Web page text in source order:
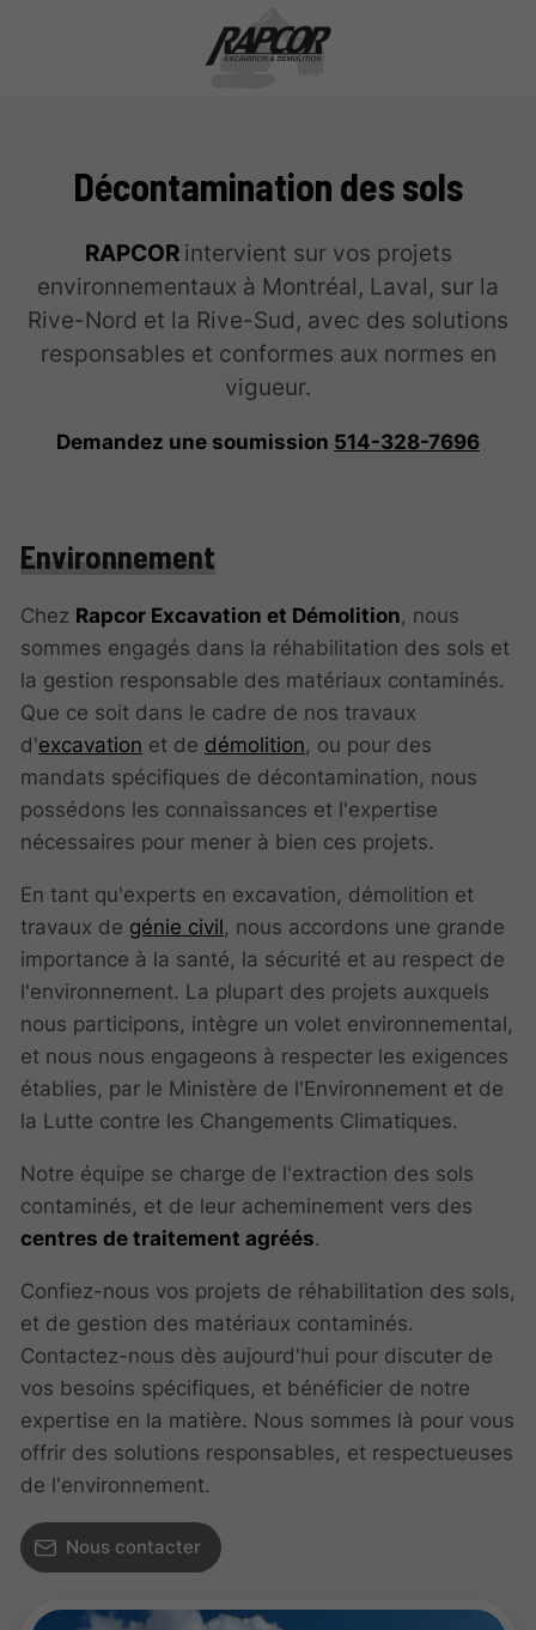
Décontamination des sols
RAPCOR intervient sur vos projets
environnementaux à Montréal, Laval, sur la
Rive-Nord et la Rive-Sud, avec des solutions
responsables et conformes aux normes en
vigueur.
Demandez une soumission 514-328-7696
Environnement
Chez Rapcor Excavation et Démolition, nous
sommes engagés dans la réhabilitation des sols et
la gestion responsable des matériaux contaminés.
Que ce soit dans le cadre de nos travaux
d'excavation et de démolition, ou pour des
mandats spécifiques de décontamination, nous
possédons les connaissances et l'expertise
nécessaires pour mener à bien ces projets.
En tant qu'experts en excavation, démolition et
travaux de génie civil, nous accordons une grande
importance à la santé, la sécurité et au respect de
l'environnement. La plupart des projets auxquels
nous participons, intègre un volet environnemental,
et nous nous engageons à respecter les exigences
établies, par le Ministère de l'Environnement et de
la Lutte contre les Changements Climatiques.
Notre équipe se charge de l'extraction des sols
contaminés, et de leur acheminement vers des
centres de traitement agréés.
Confiez-nous vos projets de réhabilitation des sols,
et de gestion des matériaux contaminés.
Contactez-nous dès aujourd'hui pour discuter de
vos besoins spécifiques, et bénéficier de notre
expertise en la matière. Nous sommes là pour vous
offrir des solutions responsables, et respectueuses
de l'environnement.
Nous contacter